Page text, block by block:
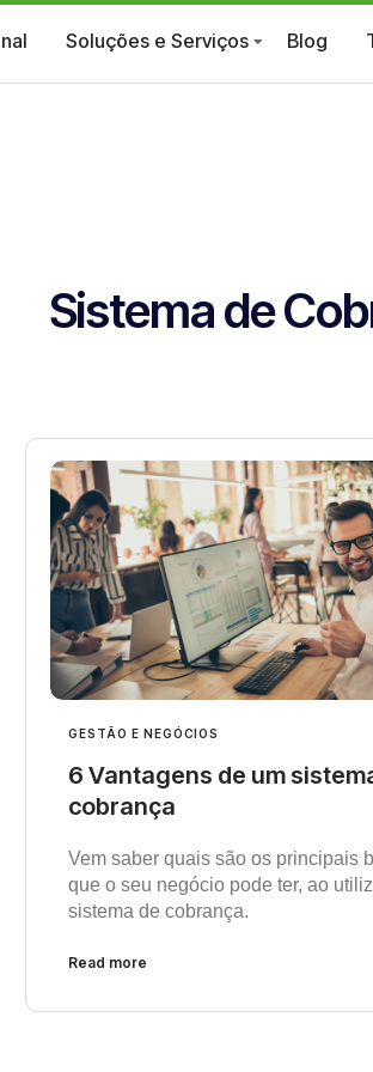
Soluções e Serviços Blog
Sistema de
GESTÃO E NEGÓCIOS
6 Vantagens de um
cobrança
Vem saber quais são os principais
que o seu negócio pode ter, ao
sistema de cobrança.
Read more